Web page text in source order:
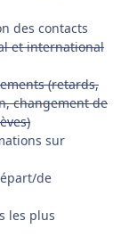
des contacts
et international
(retards,
changement de
sur
de
les plus